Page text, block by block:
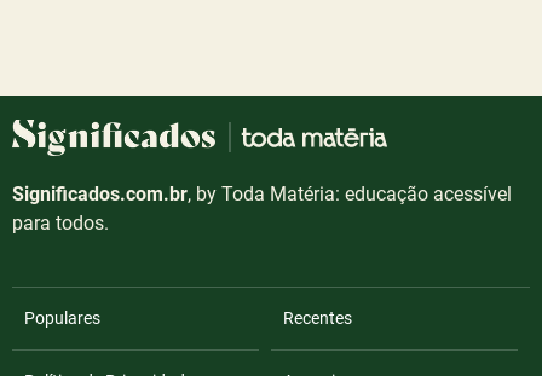
Significados.com.br, by Toda Matéria: educação acessível
para todos.
Populares Recentes